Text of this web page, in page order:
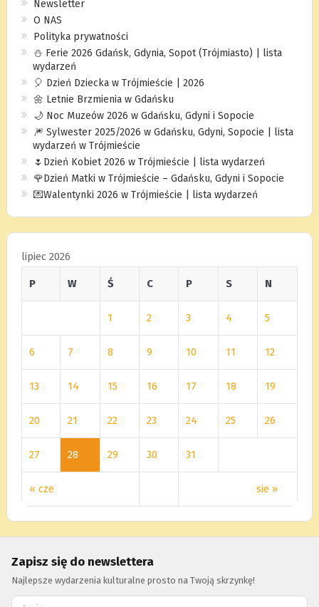
Newsletter
O NAS
Polityka prywatności
⛄️ Ferie 2026 Gdańsk, Gdynia, Sopot (Trójmiasto) | lista
wydarzeń
🎈 Dzień Dziecka w Trójmieście | 2026
🌼 Letnie Brzmienia w Gdańsku
🌙 Noc Muzeów 2026 w Gdańsku, Gdyni i Sopocie
🎆 Sylwester 2025/2026 w Gdańsku, Gdyni, Sopocie | lista
wydarzeń w Trójmieście
🌷Dzień Kobiet 2026 w Trójmieście | lista wydarzeń
🌹Dzień Matki w Trójmieście – Gdańsku, Gdyni i Sopocie
💌Walentynki 2026 w Trójmieście | lista wydarzeń
lipiec 2026
P W Ś C P S N
« cze sie »
1 2 3 4 5
6 7 8 9 10 11 12
13 14 15 16 17 18 19
20 21 22 23 24 25 26
27 28 29 30 31
Zapisz się do newslettera
Najlepsze wydarzenia kulturalne prosto na Twoją skrzynkę!